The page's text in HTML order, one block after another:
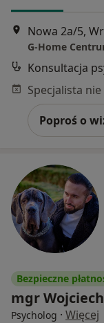
Nowa 2a/5,
G-Home
Konsultacja
Poproś o
Bezpieczne
mgr
Psycholog · Więcej